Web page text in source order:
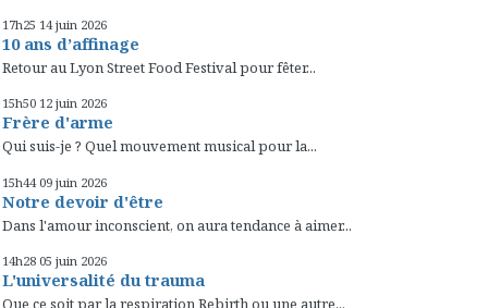
17h25 14 juin 2026
10 ans d’affinage
Retour au Lyon Street Food Festival pour fêter...
15h50 12 juin 2026
Frère d'arme
Qui suis-je ? Quel mouvement musical pour la...
15h44 09 juin 2026
Notre devoir d'être
Dans l'amour inconscient, on aura tendance à aimer...
14h28 05 juin 2026
L'universalité du trauma
Que ce soit par la respiration Rebirth ou une autre...